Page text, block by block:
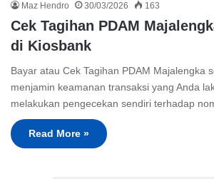
Maz Hendro 30/03/2026 163
Cek Tagihan PDAM
di Kiosbank
Bayar atau Cek Tagihan PDAM Majalengka
menjamin keamanan transaksi yang Anda
melakukan pengecekan sendiri terhadap
Read More »